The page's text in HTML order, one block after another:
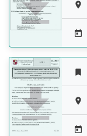





